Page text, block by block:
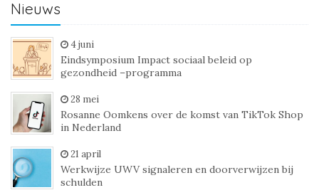
Nieuws
4 juni
Eindsymposium Impact sociaal beleid op
gezondheid –programma
28 mei
Rosanne Oomkens over de komst van TikTok Shop
in Nederland
21 april
Werkwijze UWV signaleren en doorverwijzen bij
schulden